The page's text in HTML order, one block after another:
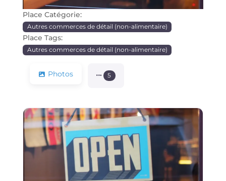
Place Catégorie:
Autres commerces de détail (non-alimentaire)
Place Tags:
Autres commerces de détail (non-alimentaire)
Photos 5